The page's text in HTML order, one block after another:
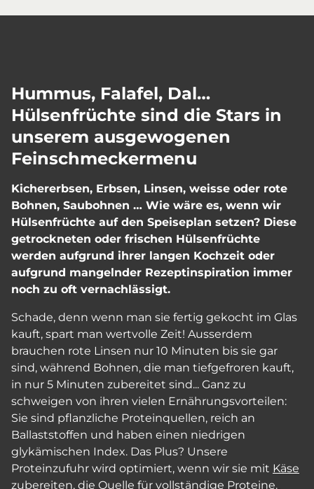
Hummus, Falafel, Dal…
Hülsenfrüchte sind die Stars in
unserem ausgewogenen
Feinschmeckermenu
Kichererbsen, Erbsen, Linsen, weisse oder rote
Bohnen, Saubohnen … Wie wäre es, wenn wir
Hülsenfrüchte auf den Speiseplan setzen? Diese
getrockneten oder frischen Hülsenfrüchte
werden aufgrund ihrer langen Kochzeit oder
aufgrund mangelnder Rezeptinspiration immer
noch zu oft vernachlässigt.
Schade, denn wenn man sie fertig gekocht im Glas
kauft, spart man wertvolle Zeit! Ausserdem
brauchen rote Linsen nur 10 Minuten bis sie gar
sind, während Bohnen, die man tiefgefroren kauft,
in nur 5 Minuten zubereitet sind... Ganz zu
schweigen von ihren vielen Ernährungsvorteilen:
Sie sind pflanzliche Proteinquellen, reich an
Ballaststoffen und haben einen niedrigen
glykämischen Index. Das Plus? Unsere
Proteinzufuhr wird optimiert, wenn wir sie mit Käse
zubereiten, die Quelle für vollständige Proteine.